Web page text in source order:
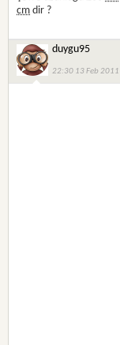
cm dir ?
duygu95
22:30 13 Feb 2011